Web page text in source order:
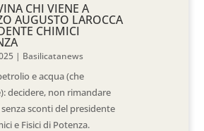
CHI VIENE A
AUGUSTO LAROCCA
CHIMICI
| Basilicatanews
e acqua (che
decidere, non rimandare
senza sconti del presidente
e Fisici di Potenza.